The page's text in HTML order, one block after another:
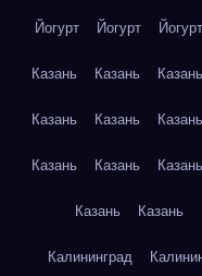
Йогурт Йогурт Йогурт
Казань Казань Казань
Казань Казань Казань
Казань Казань Казань
Казань Казань
Калининград